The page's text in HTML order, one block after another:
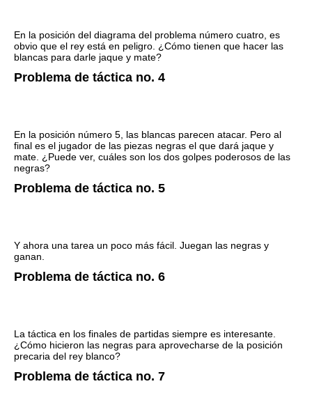
En la posición del diagrama del problema número cuatro, es
obvio que el rey está en peligro. ¿Cómo tienen que hacer las
blancas para darle jaque y mate?
Problema de táctica no. 4
En la posición número 5, las blancas parecen atacar. Pero al
final es el jugador de las piezas negras el que dará jaque y
mate. ¿Puede ver, cuáles son los dos golpes poderosos de las
negras?
Problema de táctica no. 5
Y ahora una tarea un poco más fácil. Juegan las negras y
ganan.
Problema de táctica no. 6
La táctica en los finales de partidas siempre es interesante.
¿Cómo hicieron las negras para aprovecharse de la posición
precaria del rey blanco?
Problema de táctica no. 7